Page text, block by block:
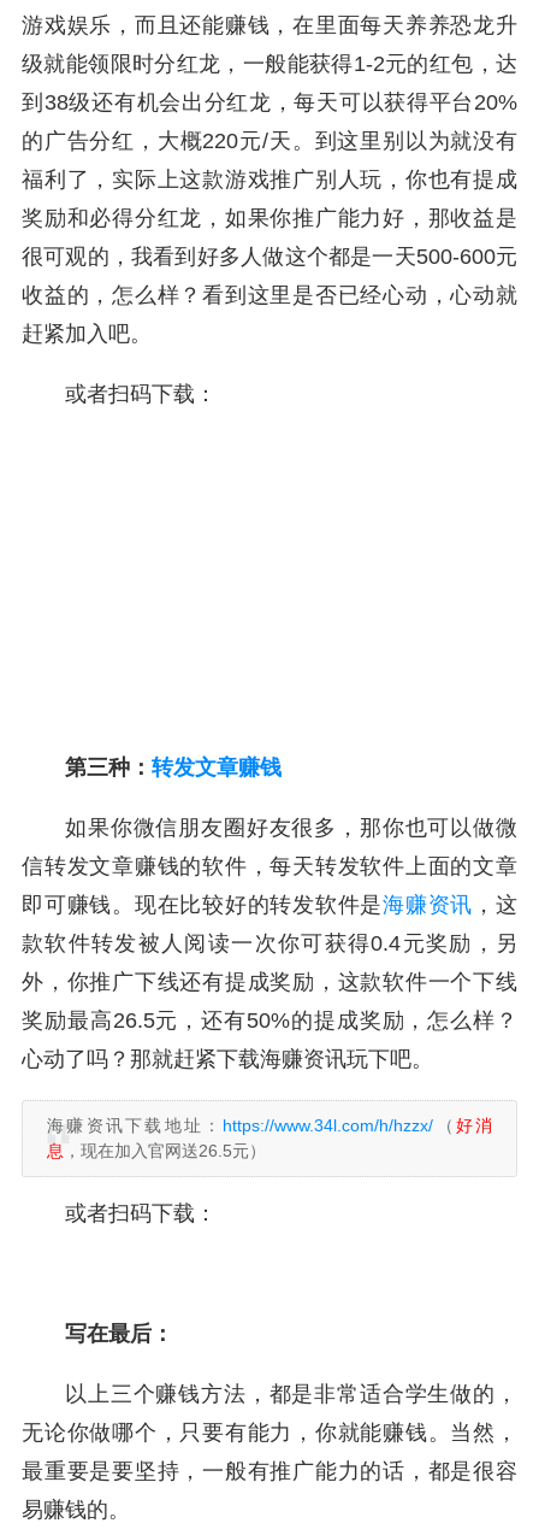
游戏娱乐，而且还能赚钱，在里面每天养养恐龙升
级就能领限时分红龙，一般能获得1-2元的红包，达
到38级还有机会出分红龙，每天可以获得平台20%
的广告分红，大概220元/天。到这里别以为就没有
福利了，实际上这款游戏推广别人玩，你也有提成
奖励和必得分红龙，如果你推广能力好，那收益是
很可观的，我看到好多人做这个都是一天500-600元
收益的，怎么样？看到这里是否已经心动，心动就
赶紧加入吧。
或者扫码下载：
第三种： 转发文章赚钱
如果你微信朋友圈好友很多，那你也可以做微
信转发文章赚钱的软件，每天转发软件上面的文章
即可赚钱。现在比较好的转发软件是海赚资讯 ，这
款软件转发被人阅读一次你可获得0.4元奖励，另
外，你推广下线还有提成奖励，这款软件一个下线
奖励最高26.5元，还有50%的提成奖励，怎么样？
心动了吗？那就赶紧下载海赚资讯玩下吧。
海赚资讯下载地址： https://www.34l.com/h/hzzx/ （ 好消
息 ，现在加入官网送26.5元）
或者扫码下载：
写在最后：
以上三个赚钱方法，都是非常适合学生做的，
无论你做哪个，只要有能力，你就能赚钱。当然，
最重要是要坚持，一般有推广能力的话，都是很容
易赚钱的。